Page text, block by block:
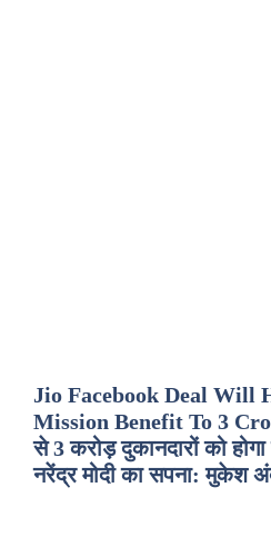
Jio Facebook Deal Will
Mission Benefit To 3
से 3 करोड़ दुकानदारों को होगा
नरेंद्र मोदी का सपना: मुकेश